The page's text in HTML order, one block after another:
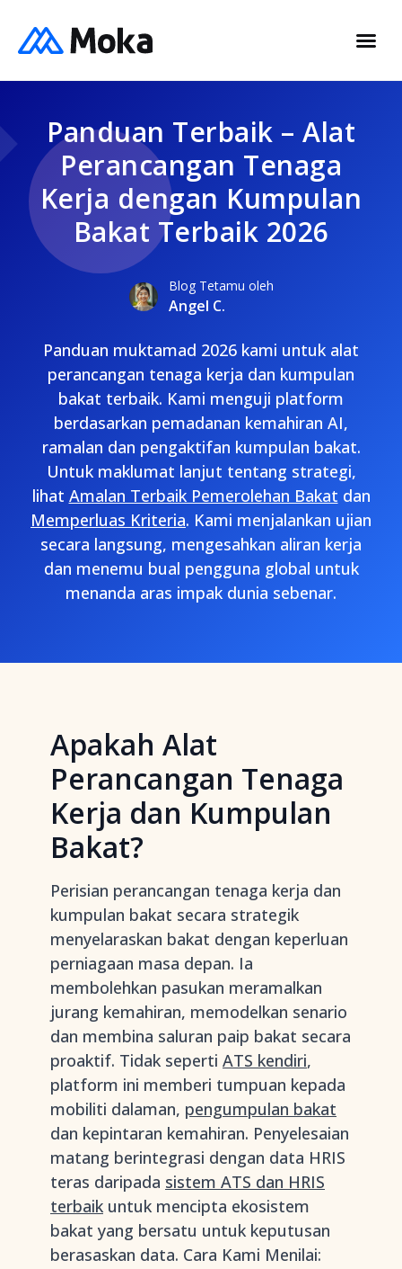
Panduan Terbaik – Alat
Perancangan Tenaga
Kerja dengan Kumpulan
Bakat Terbaik 2026
Blog Tetamu oleh
Angel C.
Panduan muktamad 2026 kami untuk alat
perancangan tenaga kerja dan kumpulan
bakat terbaik. Kami menguji platform
berdasarkan pemadanan kemahiran AI,
ramalan dan pengaktifan kumpulan bakat.
Untuk maklumat lanjut tentang strategi,
lihat Amalan Terbaik Pemerolehan Bakat dan
Memperluas Kriteria. Kami menjalankan ujian
secara langsung, mengesahkan aliran kerja
dan menemu bual pengguna global untuk
menanda aras impak dunia sebenar.
Apakah Alat
Perancangan Tenaga
Kerja dan Kumpulan
Bakat?
Perisian perancangan tenaga kerja dan
kumpulan bakat secara strategik
menyelaraskan bakat dengan keperluan
perniagaan masa depan. Ia
membolehkan pasukan meramalkan
jurang kemahiran, memodelkan senario
dan membina saluran paip bakat secara
proaktif. Tidak seperti ATS kendiri,
platform ini memberi tumpuan kepada
mobiliti dalaman, pengumpulan bakat
dan kepintaran kemahiran. Penyelesaian
matang berintegrasi dengan data HRIS
teras daripada sistem ATS dan HRIS
terbaik untuk mencipta ekosistem
bakat yang bersatu untuk keputusan
berasaskan data. Cara Kami Menilai: